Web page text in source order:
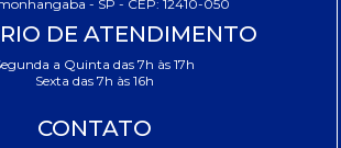
- SP - CEP: 12410-050
DE ATENDIMENTO
a Quinta das 7h às 17h
Sexta das 7h às 16h
CONTATO